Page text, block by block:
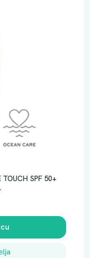
TOUCH SPF 50+